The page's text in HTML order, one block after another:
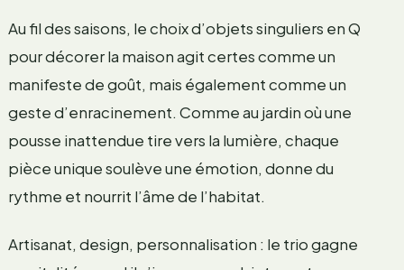
Au fil des saisons, le choix d’objets singuliers en Q
pour décorer la maison agit certes comme un
manifeste de goût, mais également comme un
geste d’enracinement. Comme au jardin où une
pousse inattendue tire vers la lumière, chaque
pièce unique soulève une émotion, donne du
rythme et nourrit l’âme de l’habitat.
Artisanat, design, personnalisation : le trio gagne